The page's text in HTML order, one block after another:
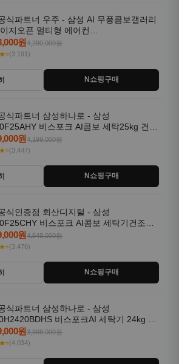
식파트너 우주 - 삼성 AI 무풍콤보갤러리
지오픈 멀티형 에어컨
기본설치포함
원4,290,000원
(3,191)
N쇼핑구매
식파트너 삼성하나로 - 삼성
비스포크 AI콤보 세탁25kg 건조
동문열림 1등급
원4,199,000원
(3,447)
N쇼핑구매
식인증점 회산디지털 - 삼성
비스포크 AI콤보 세탁기건조기
25kg+18kg 1등급
원4,548,000원
(3,476)
N쇼핑구매
식파트너 삼성하나로 - 삼성
비스포크AI 세탁기 24kg 건
세제자동투입
원3,998,000원
(4,034)